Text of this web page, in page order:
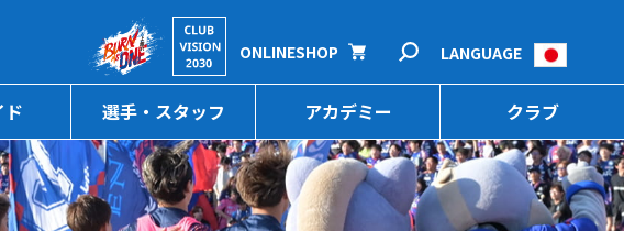
ド 選手・スタッフ アカデミー クラブ
ONLINESHOP LANGUAGE